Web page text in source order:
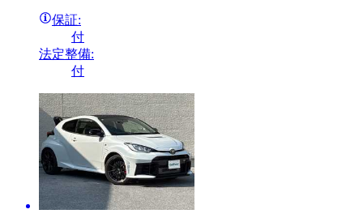
保証:
付
法定整備:
付